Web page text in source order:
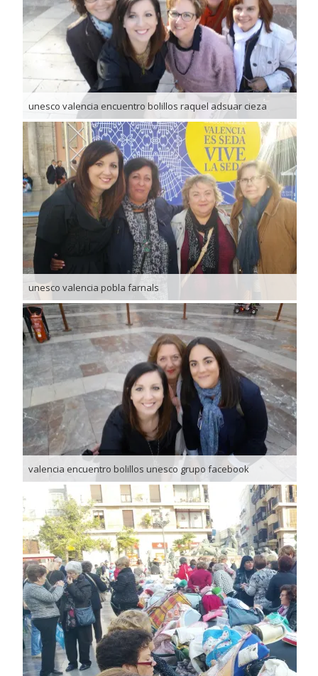
unesco valencia encuentro bolillos raquel adsuar cieza
unesco valencia pobla farnals
valencia encuentro bolillos unesco grupo facebook